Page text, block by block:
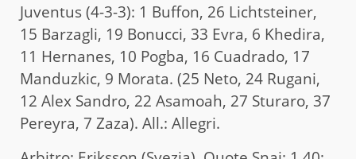
Juventus (4-3-3): 1 Buffon, 26 Lichtsteiner,
15 Barzagli, 19 Bonucci, 33 Evra, 6 Khedira,
11 Hernanes, 10 Pogba, 16 Cuadrado, 17
Manduzkic, 9 Morata. (25 Neto, 24 Rugani,
12 Alex Sandro, 22 Asamoah, 27 Sturaro, 37
Pereyra, 7 Zaza). All.: Allegri.